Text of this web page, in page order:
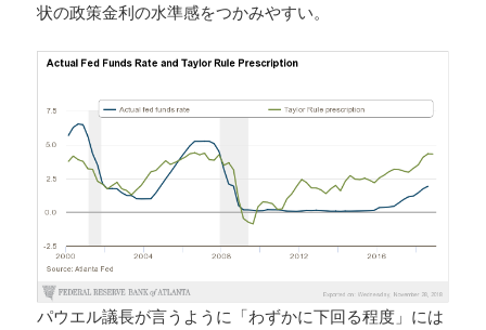
状の政策金利の水準感をつかみやすい。
パウエル議長が言うように「わずかに下回る程度」には